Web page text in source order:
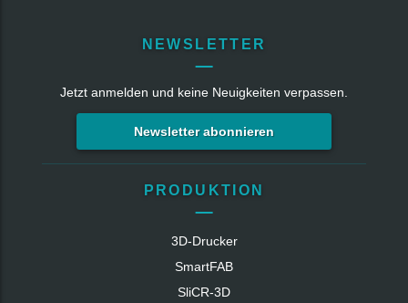
NEWSLETTER
Jetzt anmelden und keine Neuigkeiten verpassen.
Newsletter abonnieren
PRODUKTION
3D-Drucker
SmartFAB
SliCR‑3D